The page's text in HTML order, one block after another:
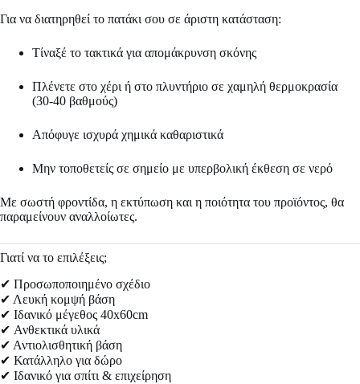
Για να διατηρηθεί το πατάκι σου σε άριστη κατάσταση:
Τίναξέ το τακτικά για απομάκρυνση σκόνης
Πλένετε στο χέρι ή στο πλυντήριο σε χαμηλή θερμοκρασία
(30-40 βαθμούς)
Απόφυγε ισχυρά χημικά καθαριστικά
Μην τοποθετείς σε σημείο με υπερβολική έκθεση σε νερό
Με σωστή φροντίδα, η εκτύπωση και η ποιότητα του προϊόντος, θα
παραμείνουν αναλλοίωτες.
Γιατί να το επιλέξεις;
✔ Προσωποποιημένο σχέδιο
✔ Λευκή κομψή βάση
✔ Ιδανικό μέγεθος 40x60cm
✔ Ανθεκτικά υλικά
✔ Αντιολισθητική βάση
✔ Κατάλληλο για δώρο
✔ Ιδανικό για σπίτι & επιχείρηση